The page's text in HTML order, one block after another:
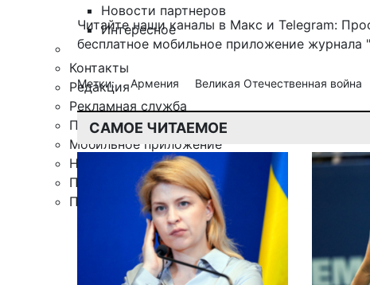
Новости партнеров
Интересное
Контакты
Редакция
Рекламная служба
Поиск по сайту
Мобильное приложение
Награды
Правила цитирования
Подписка
Читайте наши каналы в Макс и Telegram:
бесплатное мобильное приложение журнала
Метки: Армения Великая Отечественная война
САМОЕ ЧИТАЕМОЕ